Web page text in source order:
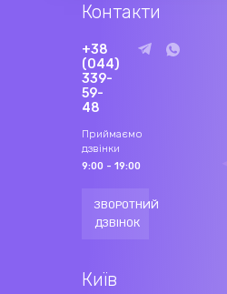
Контакти
+38
(044)
339-
59-
48
Приймаємо
дзвінки
9:00 - 19:00
ЗВОРОТНИЙ
ДЗВІНОК
Київ